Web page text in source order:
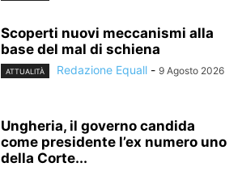
Scoperti nuovi meccanismi alla
base del mal di schiena
ATTUALITÀ Redazione Equall - 9 Agosto 2026
Ungheria, il governo candida
come presidente l’ex numero uno
della Corte...